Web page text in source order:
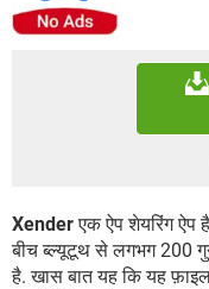
WhatsRemoved+
Xenderएक ऐप शेयरिंग ऐप
बीच ब्ल्यूटूथ से लगभग 200
है. खास बात यह कि यह